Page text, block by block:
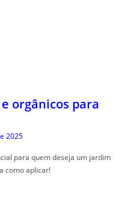
orgânicos para
2025
para quem deseja um jardim
como aplicar!